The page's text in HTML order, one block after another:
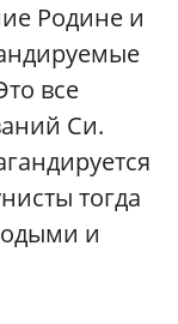
Родине и
все
Си.
тогда
и